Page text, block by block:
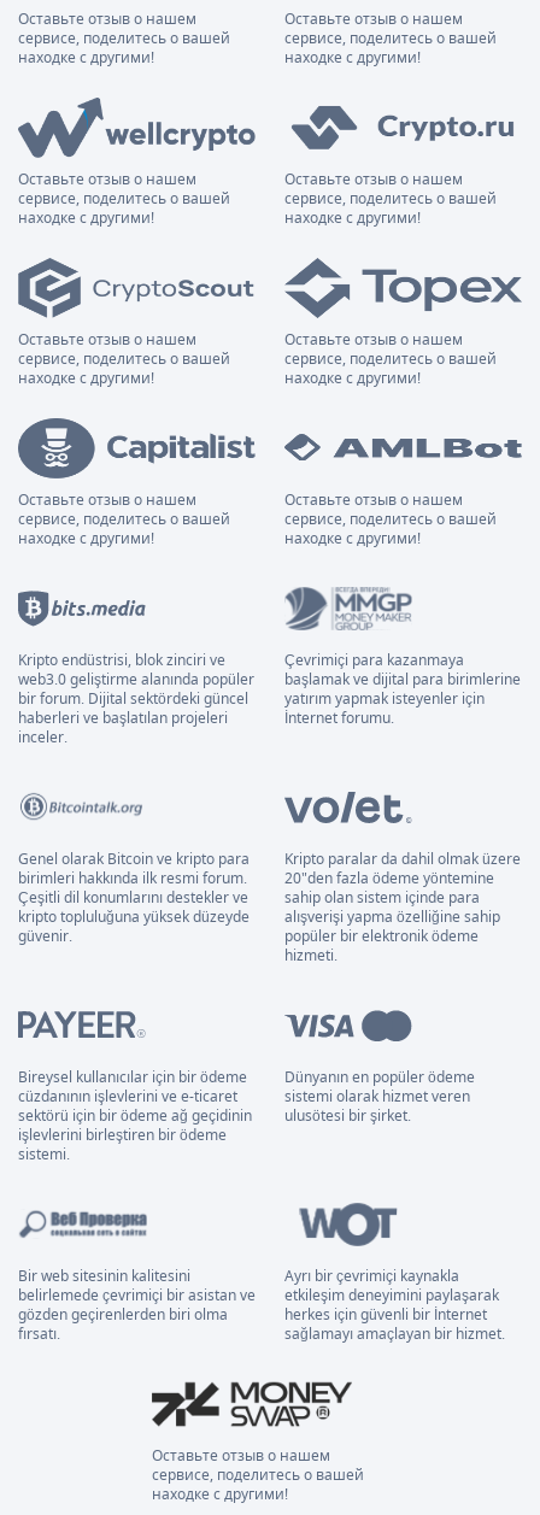
Оставьте отзыв о нашем
сервисе, поделитесь о вашей
находке с другими!
Оставьте отзыв о нашем
сервисе, поделитесь о вашей
находке с другими!
Оставьте отзыв о нашем
сервисе, поделитесь о вашей
находке с другими!
Оставьте отзыв о нашем
сервисе, поделитесь о вашей
находке с другими!
Оставьте отзыв о нашем
сервисе, поделитесь о вашей
находке с другими!
Оставьте отзыв о нашем
сервисе, поделитесь о вашей
находке с другими!
Оставьте отзыв о нашем
сервисе, поделитесь о вашей
находке с другими!
Оставьте отзыв о нашем
сервисе, поделитесь о вашей
находке с другими!
Kripto endüstrisi, blok zinciri ve
web3.0 geliştirme alanında popüler
bir forum. Dijital sektördeki güncel
haberleri ve başlatılan projeleri
inceler.
Çevrimiçi para kazanmaya
başlamak ve dijital para birimlerine
yatırım yapmak isteyenler için
İnternet forumu.
Genel olarak Bitcoin ve kripto para
birimleri hakkında ilk resmi forum.
Çeşitli dil konumlarını destekler ve
kripto topluluğuna yüksek düzeyde
güvenir.
Kripto paralar da dahil olmak üzere
20"den fazla ödeme yöntemine
sahip olan sistem içinde para
alışverişi yapma özelliğine sahip
popüler bir elektronik ödeme
hizmeti.
Bireysel kullanıcılar için bir ödeme
cüzdanının işlevlerini ve e-ticaret
sektörü için bir ödeme ağ geçidinin
işlevlerini birleştiren bir ödeme
sistemi.
Dünyanın en popüler ödeme
sistemi olarak hizmet veren
ulusötesi bir şirket.
Bir web sitesinin kalitesini
belirlemede çevrimiçi bir asistan ve
gözden geçirenlerden biri olma
fırsatı.
Ayrı bir çevrimiçi kaynakla
etkileşim deneyimini paylaşarak
herkes için güvenli bir İnternet
sağlamayı amaçlayan bir hizmet.
Оставьте отзыв о нашем
сервисе, поделитесь о вашей
находке с другими!